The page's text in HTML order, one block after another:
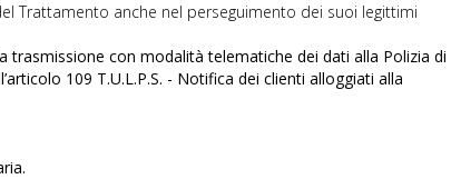
Trattamento anche nel perseguimento dei suoi legittimi
trasmissione con modalità telematiche dei dati alla Polizia di
109 T.U.L.P.S. - Notifica dei clienti alloggiati alla